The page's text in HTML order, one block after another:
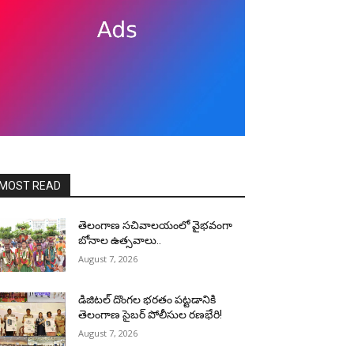
READ
తెలంగాణ సచివాలయంలో వైభవంగా
బోనాల ఉత్సవాలు..
August 7, 2026
డిజిటల్ దొంగల భరతం పట్టడానికి
తెలంగాణ సైబర్ పోలీసుల రణభేరి!
August 7, 2026